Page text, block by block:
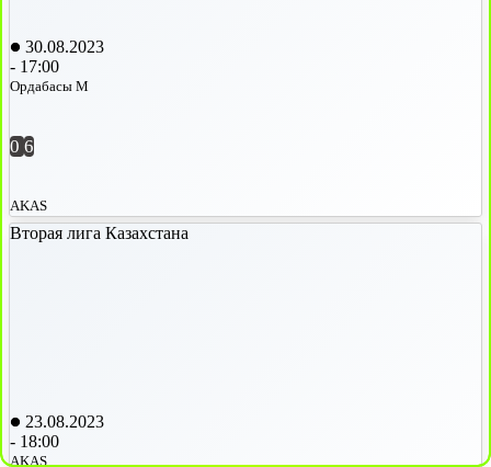
30.08.2023
- 17:00
Ордабасы М
0 6
AKAS
Вторая лига Казахстана
23.08.2023
- 18:00
AKAS